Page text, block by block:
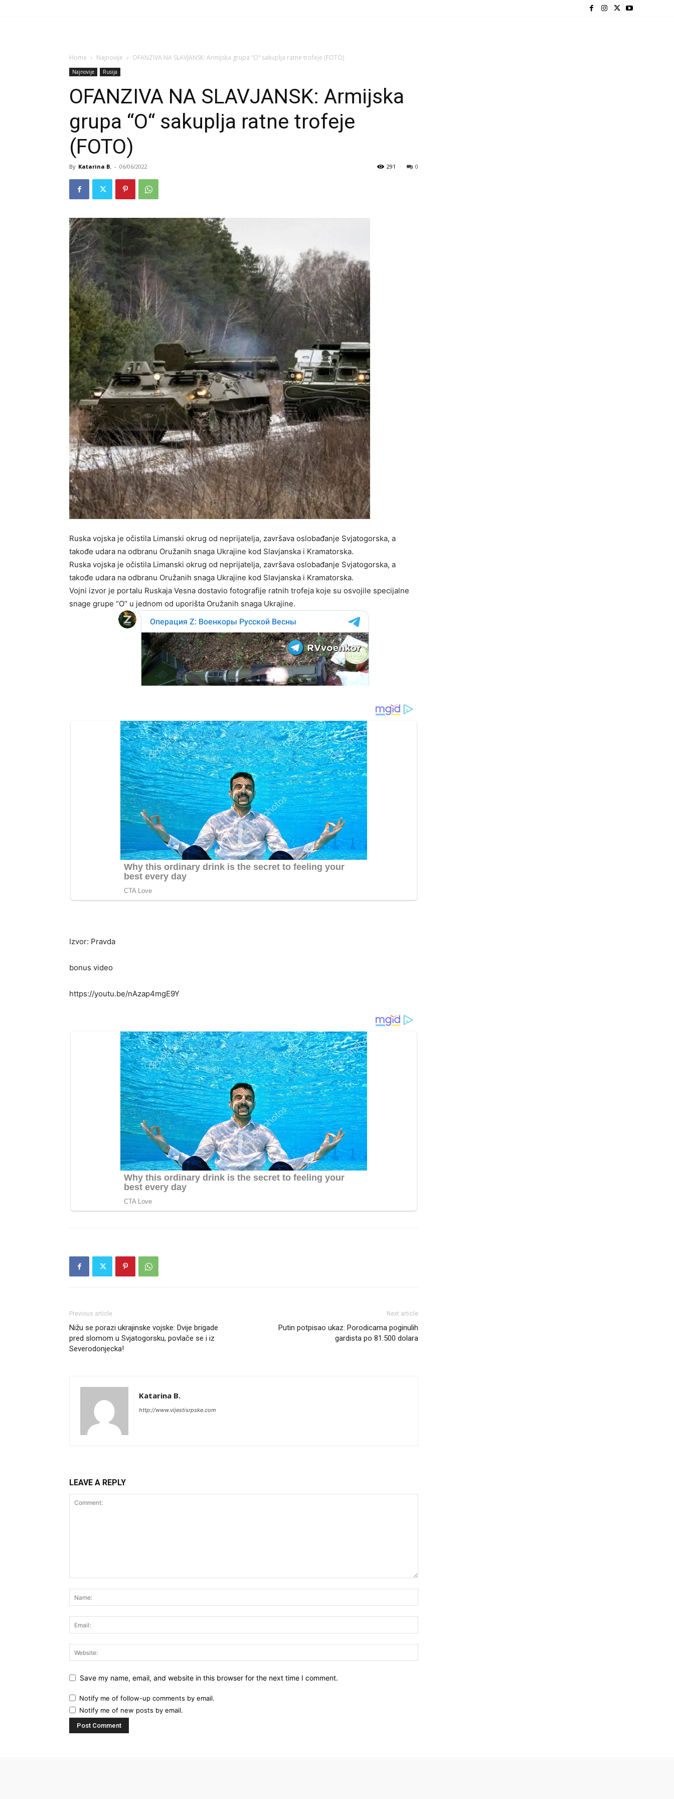
Home Najnovije OFANZIVA NA SLAVJANSK: Armijska grupa “O“ sakuplja ratne trofeje (FOTO)
Najnovije Rusija
OFANZIVA NA SLAVJANSK: Armijska
grupa “O“ sakuplja ratne trofeje
(FOTO)
By Katarina B. - 06/06/2022 0
291
Ruska vojska je očistila Limanski okrug od neprijatelja, završava oslobađanje Svjatogorska, a
takođe udara na odbranu Oružanih snaga Ukrajine kod Slavjanska i Kramatorska.
Ruska vojska je očistila Limanski okrug od neprijatelja, završava oslobađanje Svjatogorska, a
takođe udara na odbranu Oružanih snaga Ukrajine kod Slavjanska i Kramatorska.
Vojni izvor je portalu Ruskaja Vesna dostavio fotografije ratnih trofeja koje su osvojile specijalne
snage grupe ‘’O’’ u jednom od uporišta Oružanih snaga Ukrajine.
Izvor: Pravda
bonus video
https://youtu.be/nAzap4mgE9Y
Previous article
Nižu se porazi ukrajinske vojske: Dvije brigade
pred slomom u Svjatogorsku, povlače se i iz
Severodonjecka!
Next article
Putin potpisao ukaz: Porodicama poginulih
gardista po 81.500 dolara
Katarina B.
http://www.vijestisrpske.com
LEAVE A REPLY
Save my name, email, and website in this browser for the next time I comment.
Notify me of follow-up comments by email.
Notify me of new posts by email.